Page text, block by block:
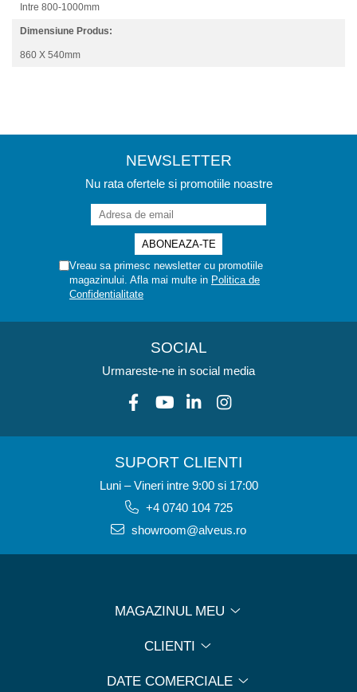
Intre 800-1000mm
Dimensiune Produs:
860 X 540mm
NEWSLETTER
Nu rata ofertele si promotiile noastre
Vreau sa primesc newsletter cu promotiile
magazinului. Afla mai multe in Politica de
Confidentialitate
SOCIAL
Urmareste-ne in social media
SUPORT CLIENTI
Luni – Vineri intre 9:00 si 17:00
+4 0740 104 725
showroom@alveus.ro
MAGAZINUL MEU
CLIENTI
DATE COMERCIALE